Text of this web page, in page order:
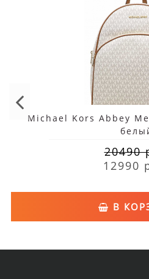
Michael Kors Abbey
20490
12990
В